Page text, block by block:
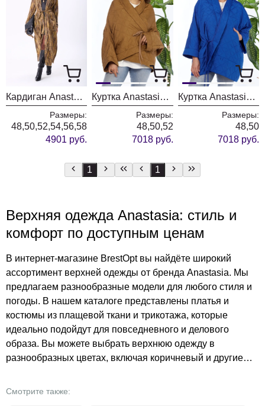
Кардиган Anastasia 1277 песочный
Размеры:
48,50,52,54,56,58
4901 руб.
Куртка Anastasia 1147 коньячный
Размеры:
48,50,52
7018 руб.
Куртка Anastasia 1147 индиго
Размеры:
48,50
7018 руб.
1 1
Верхняя одежда Anastasia: стиль и
комфорт по доступным ценам
В интернет-магазине BrestOpt вы найдёте широкий
ассортимент верхней одежды от бренда Anastasia. Мы
предлагаем разнообразные модели для любого стиля и
погоды. В нашем каталоге представлены платья и
костюмы из плащевой ткани и трикотажа, которые
идеально подойдут для повседневного и делового
образа. Вы можете выбрать верхнюю одежду в
разнообразных цветах, включая коричневый и другие
вам по стилю и бюджету. Не упустите возможность
Смотрите также: